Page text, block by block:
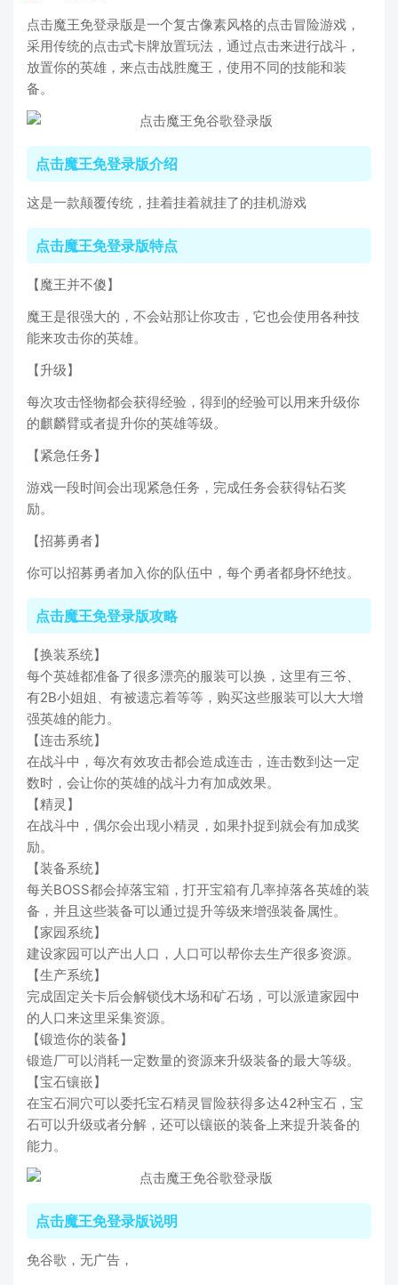
点击魔王免登录版是一个复古像素风格的点击冒险游戏，
采用传统的点击式卡牌放置玩法，通过点击来进行战斗，
放置你的英雄，来点击战胜魔王，使用不同的技能和装
备。
点击魔王免登录版介绍
这是一款颠覆传统，挂着挂着就挂了的挂机游戏
点击魔王免登录版特点
【魔王并不傻】
魔王是很强大的，不会站那让你攻击，它也会使用各种技
能来攻击你的英雄。
【升级】
每次攻击怪物都会获得经验，得到的经验可以用来升级你
的麒麟臂或者提升你的英雄等级。
【紧急任务】
游戏一段时间会出现紧急任务，完成任务会获得钻石奖
励。
【招募勇者】
你可以招募勇者加入你的队伍中，每个勇者都身怀绝技。
点击魔王免登录版攻略
【换装系统】
每个英雄都准备了很多漂亮的服装可以换，这里有三爷、
有2B小姐姐、有被遗忘着等等，购买这些服装可以大大增
强英雄的能力。
【连击系统】
在战斗中，每次有效攻击都会造成连击，连击数到达一定
数时，会让你的英雄的战斗力有加成效果。
【精灵】
在战斗中，偶尔会出现小精灵，如果扑捉到就会有加成奖
励。
【装备系统】
每关BOSS都会掉落宝箱，打开宝箱有几率掉落各英雄的装
备，并且这些装备可以通过提升等级来增强装备属性。
【家园系统】
建设家园可以产出人口，人口可以帮你去生产很多资源。
【生产系统】
完成固定关卡后会解锁伐木场和矿石场，可以派遣家园中
的人口来这里采集资源。
【锻造你的装备】
锻造厂可以消耗一定数量的资源来升级装备的最大等级。
【宝石镶嵌】
在宝石洞穴可以委托宝石精灵冒险获得多达42种宝石，宝
石可以升级或者分解，还可以镶嵌的装备上来提升装备的
能力。
点击魔王免登录版说明
免谷歌，无广告，